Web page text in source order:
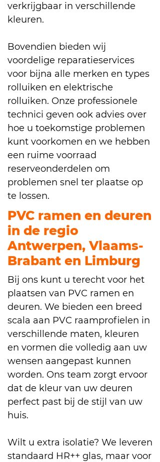
verkrijgbaar in verschillende
kleuren.
Bovendien bieden wij
voordelige reparatieservices
voor bijna alle merken en types
rolluiken en elektrische
rolluiken. Onze professionele
technici geven ook advies over
hoe u toekomstige problemen
kunt voorkomen en we hebben
een ruime voorraad
reserveonderdelen om
problemen snel ter plaatse op
te lossen.
PVC ramen en deuren
in de regio
Antwerpen, Vlaams-
Brabant en Limburg
Bij ons kunt u terecht voor het
plaatsen van PVC ramen en
deuren. We bieden een breed
scala aan PVC raamprofielen in
verschillende maten, kleuren
en vormen die volledig aan uw
wensen aangepast kunnen
worden. Ons team zorgt ervoor
dat de kleur van uw deuren
perfect past bij de stijl van uw
huis.
Wilt u extra isolatie? We leveren
standaard HR++ glas, maar voor